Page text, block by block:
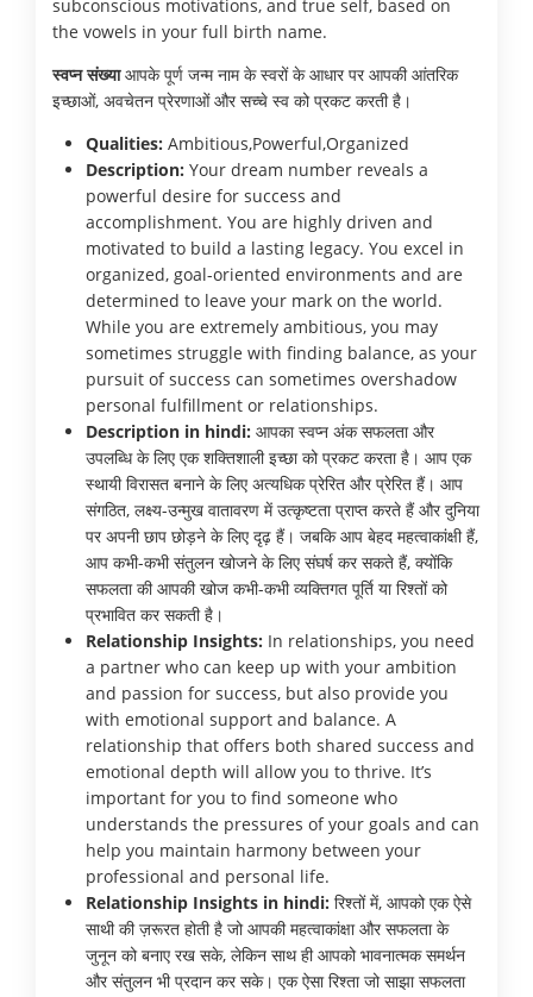
subconscious motivations, and true self, based on
the vowels in your full birth name.
स्वप्न संख्याआपके पूर्ण जन्म नाम के स्वरों के आधार पर आपकी आंतरिक
इच्छाओं, अवचेतन प्रेरणाओं और सच्चे स्व को प्रकट करती है।
Qualities: Ambitious,Powerful,Organized
Description: Your dream number reveals a
powerful desire for success and
accomplishment. You are highly driven and
motivated to build a lasting legacy. You excel in
organized, goal-oriented environments and are
determined to leave your mark on the world.
While you are extremely ambitious, you may
sometimes struggle with finding balance, as your
pursuit of success can sometimes overshadow
personal fulfillment or relationships.
Description in hindi: आपका स्वप्न अंक सफलता और
उपलब्धि के लिए एक शक्तिशाली इच्छा को प्रकट करता है। आप एक
स्थायी विरासत बनाने के लिए अत्यधिक प्रेरित और प्रेरित हैं। आप
संगठित, लक्ष्य-उन्मुख वातावरण में उत्कृष्टता प्राप्त करते हैं और दुनिया
पर अपनी छाप छोड़ने के लिए दृढ़ हैं। जबकि आप बेहद महत्वाकांक्षी हैं,
आप कभी-कभी संतुलन खोजने के लिए संघर्ष कर सकते हैं, क्योंकि
सफलता की आपकी खोज कभी-कभी व्यक्तिगत पूर्ति या रिश्तों को
प्रभावित कर सकती है।
Relationship Insights: In relationships, you need
a partner who can keep up with your ambition
and passion for success, but also provide you
with emotional support and balance. A
relationship that offers both shared success and
emotional depth will allow you to thrive. It’s
important for you to find someone who
understands the pressures of your goals and can
help you maintain harmony between your
professional and personal life.
Relationship Insights in hindi: रिश्तों में, आपको एक ऐसे
साथी की ज़रूरत होती है जो आपकी महत्वाकांक्षा और सफलता के
जुनून को बनाए रख सके, लेकिन साथ ही आपको भावनात्मक समर्थन
और संतुलन भी प्रदान कर सके। एक ऐसा रिश्ता जो साझा सफलता